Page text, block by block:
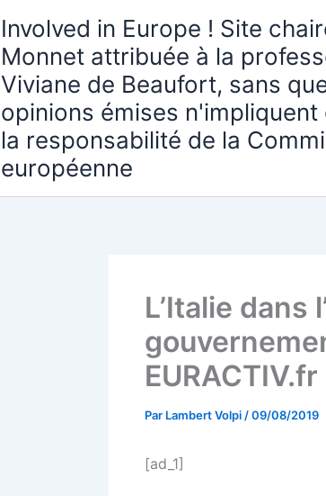
Involved in Europe ! Site
Monnet attribuée à la
Viviane de Beaufort, sans
opinions émises
la responsabilité de la
européenne
L’Italie
EURACTIV.fr
Par Lambert Volpi /09/08/2019
[ad_1]